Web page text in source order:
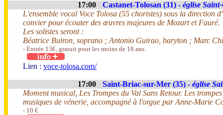
17:00 Castanet-Tolosan (31) - église
L'ensemble vocal Voce Tolosa (55 choristes) sous la direction
convier pour écouter des œuvres majeures de Mozart et Fauré.
Les solistes seront :
Béatrice Buiron, soprano ; Antonio Guirao, baryton ; Marc
- Entrée 13€, gratuit pour les moins de 18 ans.
Lien : voce-tolosa.com/
17:00 Saint-Briac-sur-Mer (35) - église
Moment musical, Les Trompes du Val Sans Retour. Les
musiques de vénerie, accompagné à l'orgue par Anne-Marie
- 10 €